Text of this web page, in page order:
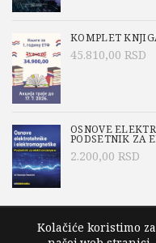
KOMPLET
45.810,00 RSD
OSNOVE
PODSETNIK ZA
2.200,00 RSD
Kolačiće koristimo